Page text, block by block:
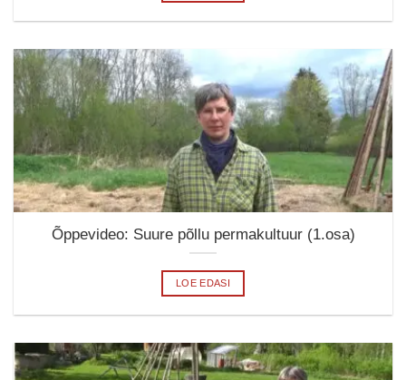
Õppevideo: Suure põllu permakultuur (1.osa)
LOE EDASI